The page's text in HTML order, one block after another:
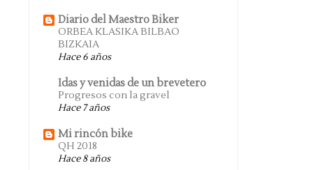
Diario del Maestro Biker
ORBEA KLASIKA BILBAO
BIZKAIA
Hace 6 años
Idas y venidas de un brevetero
Progresos con la gravel
Hace 7 años
Mi rincón bike
QH 2018
Hace 8 años